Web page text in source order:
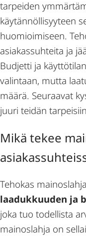
tarpeiden
käytännöllisyyteen
huomioimiseen.
asiakassuhteita ja
Budjetti ja
valintaan, mutta
määrä. Seuraavat
juuri teidän
Mikä tekee
Tehokas
laadukkuuden ja
joka tuo todellista
mainoslahja on